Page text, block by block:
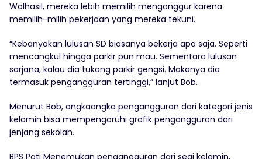
Walhasil, mereka lebih memilih menganggur karena
memilih-milih pekerjaan yang mereka tekuni.
“Kebanyakan lulusan SD biasanya bekerja apa saja. Seperti
mencangkul hingga parkir pun mau. Sementara lulusan
sarjana, kalau dia tukang parkir gengsi. Makanya dia
termasuk pengangguran tertinggi,” lanjut Bob.
Menurut Bob, angkaangka pengangguran dari kategori jenis
kelamin bisa mempengaruhi grafik pengangguran dari
jenjang sekolah.